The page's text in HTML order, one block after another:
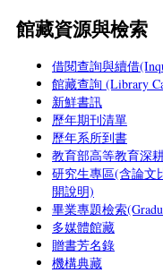
館藏資源與檢索
借閱查詢與續借
館藏查詢 (Library
新鮮書訊
歷年期刊清單
歷年系所到書
教育部高等教育深
研究生專區(含論文
開說明)
畢業專題檢索
多媒體館藏
贈書芳名錄
機構典藏